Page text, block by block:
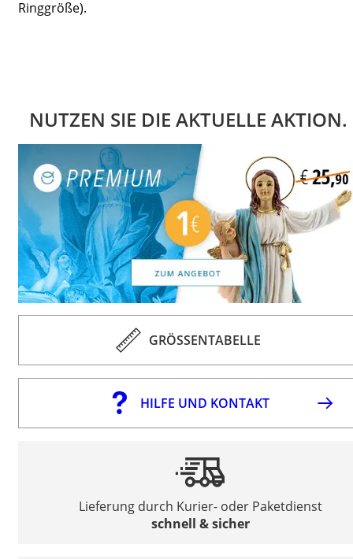
Ringgröße).
NUTZEN SIE DIE AKTUELLE AKTION.
GRÖSSENTABELLE
HILFE UND KONTAKT
Lieferung durch Kurier- oder Paketdienst
schnell & sicher